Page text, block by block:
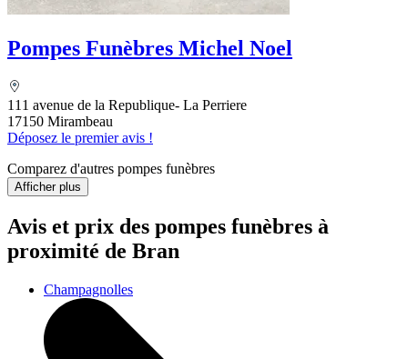
Pompes Funèbres Michel Noel
111 avenue de la Republique- La Perriere
17150 Mirambeau
Déposez le premier avis !
Comparez d'autres pompes funèbres
Afficher plus
Avis et prix des pompes funèbres à
proximité de Bran
Champagnolles